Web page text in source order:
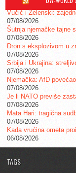
Vučić i Zelenski:
07/08/2026
Šutnja njemačke tajne
07/08/2026
Dron s eksplozivom u
07/08/2026
Srbija i Ukrajina:
07/08/2026
Njemačka: AfD
07/08/2026
Je li NATO previše
07/08/2026
Mata Hari: tragična
07/08/2026
Kada vrućina ometa
06/08/2026
TAGS